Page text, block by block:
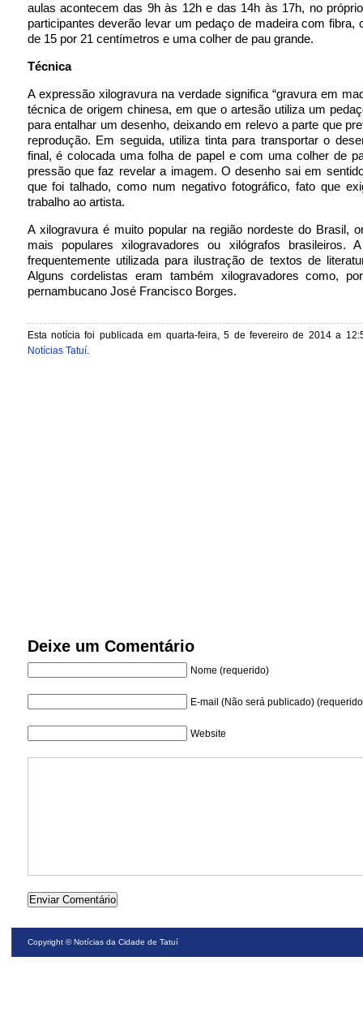
aulas acontecem das 9h às 12h e das 14h às 17h, no
participantes deverão levar um pedaço de madeira com fibra,
de 15 por 21 centímetros e uma colher de pau grande.
Técnica
A expressão xilogravura na verdade significa “gravura em
técnica de origem chinesa, em que o artesão utiliza um
para entalhar um desenho, deixando em relevo a parte que
reprodução. Em seguida, utiliza tinta para transportar o
final, é colocada uma folha de papel e com uma colher de
pressão que faz revelar a imagem. O desenho sai em
que foi talhado, como num negativo fotográfico, fato que
trabalho ao artista.
A xilogravura é muito popular na região nordeste do Brasil,
mais populares xilogravadores ou xilógrafos brasileiros.
frequentemente utilizada para ilustração de textos de
Alguns cordelistas eram também xilogravadores como,
pernambucano José Francisco Borges.
Esta notícia foi publicada em quarta-feira, 5 de fevereiro de 2014 a
Notícias Tatuí.
Deixe um Comentário
Nome (requerido)
E-mail (Não será publicado)
Website
Copyright ©Notícias da Cidade de Tatuí